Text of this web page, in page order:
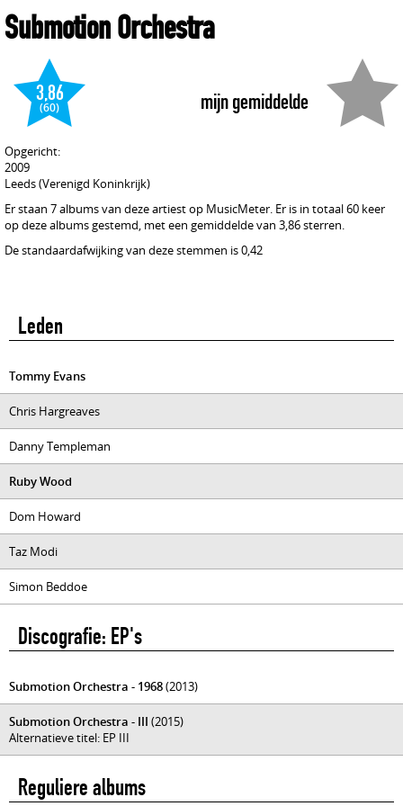
Submotion Orchestra
mijn gemiddelde
3,86
(60)
Opgericht:
2009
Leeds (Verenigd Koninkrijk)
Er staan 7 albums van deze artiest op MusicMeter. Er is in totaal 60 keer
op deze albums gestemd, met een gemiddelde van 3,86 sterren.
De standaardafwijking van deze stemmen is 0,42
Leden
Tommy Evans
Chris Hargreaves
Danny Templeman
Ruby Wood
Dom Howard
Taz Modi
Simon Beddoe
Discografie: EP's
Submotion Orchestra - 1968(2013)
Submotion Orchestra - III (2015)
Alternatieve titel: EP III
Reguliere albums